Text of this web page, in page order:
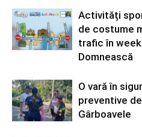
Activități
de costume
trafic în
Domnească
O vară în
preventive
Gârboavele